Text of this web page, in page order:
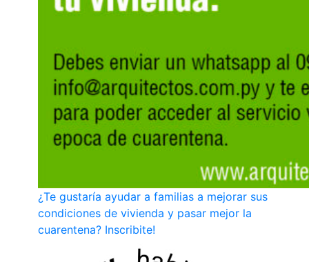
¿Te gustaría ayudar a familias a mejorar sus
condiciones de vivienda y pasar mejor la
cuarentena? Inscribite!